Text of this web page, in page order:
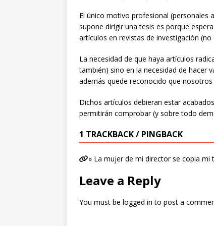
El único motivo profesional (personales
supone dirigir una tesis es porque
artículos en revistas de investigación
La necesidad de que haya artículos
también) sino en la necesidad de hacer
además quede reconocido que
Dichos artículos debieran estar
permitirán comprobar (y sobre todo
1 TRACKBACK / PINGBACK
» La mujer de mi director se copia mi
Leave a Reply
You must be logged in to post a